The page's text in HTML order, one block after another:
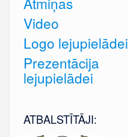
Video
Logo lejupielādei
Prezentācija
lejupielādei
ATBALSTĪTĀJI: